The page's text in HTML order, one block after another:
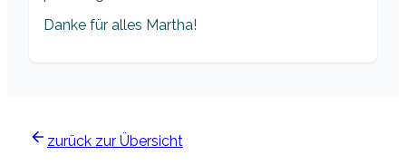
Danke für alles Martha!
zurück zur Übersicht